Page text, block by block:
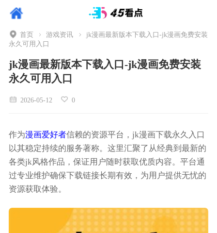
首页 游戏资讯
jk漫画最新版本下载入口-jk漫画免费安装
永久可用入口
jk漫画最新版本下载入口-jk漫画免费安装
永久可用入口
2026-05-12 0
作为漫画爱好者信赖的资源平台，jk漫画下载永久入口
以其稳定持续的服务著称。这里汇聚了从经典到最新的
各类jk风格作品，保证用户随时获取优质内容。平台通
过专业维护确保下载链接长期有效，为用户提供无忧的
资源获取体验。